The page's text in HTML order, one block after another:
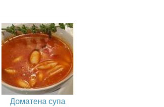
Доматена супа